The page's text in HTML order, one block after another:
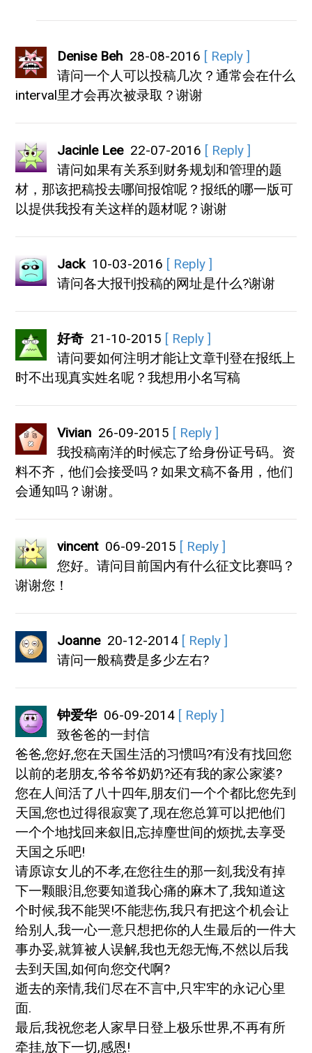
Denise Beh 28-08-2016
[ Reply ]
请问一个人可以投稿几次？通常会在什么
interval里才会再次被录取？谢谢
Jacinle Lee 22-07-2016
[ Reply ]
请问如果有关系到财务规划和管理的题
材，那该把稿投去哪间报馆呢？报纸的哪一版可
以提供我投有关这样的题材呢？谢谢
Jack 10-03-2016
[ Reply ]
请问各大报刊投稿的网址是什么?谢谢
好奇 21-10-2015
[ Reply ]
请问要如何注明才能让文章刊登在报纸上
时不出现真实姓名呢？我想用小名写稿
Vivian 26-09-2015
[ Reply ]
我投稿南洋的时候忘了给身份证号码。资
料不齐，他们会接受吗？如果文稿不备用，他们
会通知吗？谢谢。
vincent 06-09-2015
[ Reply ]
您好。请问目前国内有什么征文比赛吗？
谢谢您！
Joanne 20-12-2014
[ Reply ]
请问一般稿费是多少左右?
钟爱华 06-09-2014
[ Reply ]
致爸爸的一封信
爸爸,您好,您在天国生活的习惯吗?有没有找回您
以前的老朋友,爷爷爷奶奶?还有我的家公家婆?
您在人间活了八十四年,朋友们一个个都比您先到
天国,您也过得很寂寞了,现在您总算可以把他们
一个个地找回来叙旧,忘掉麈世间的烦扰,去享受
天国之乐吧!
请原谅女儿的不孝,在您往生的那一刻,我没有掉
下一颗眼泪,您要知道我心痛的麻木了,我知道这
个时候,我不能哭!不能悲伤,我只有把这个机会让
给别人,我一心一意只想把你的人生最后的一件大
事办妥,就算被人误解,我也无怨无悔,不然以后我
去到天国,如何向您交代啊?
逝去的亲情,我们尽在不言中,只牢牢的永记心里
面.
最后,我祝您老人家早日登上极乐世界,不再有所
牵挂,放下一切,感恩!